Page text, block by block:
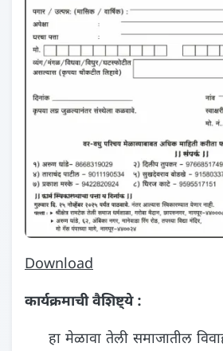
Download
कार्यक्रमाची वैशिष्ट्ये :
हा मेळावा तेली समाजातील